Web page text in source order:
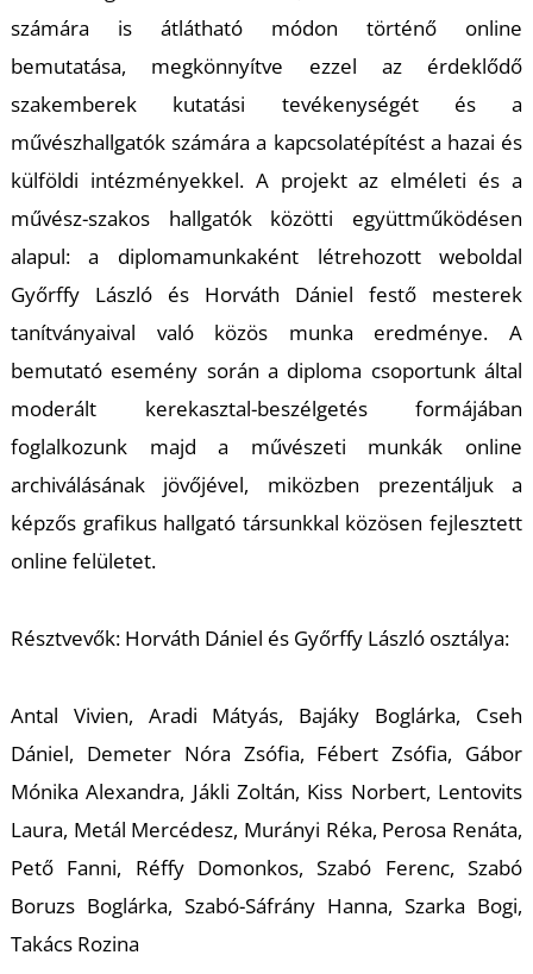
számára is átlátható módon történő online
bemutatása, megkönnyítve ezzel az érdeklődő
szakemberek kutatási tevékenységét és a
művészhallgatók számára a kapcsolatépítést a hazai és
külföldi intézményekkel. A projekt az elméleti és a
művész-szakos hallgatók közötti együttműködésen
alapul: a diplomamunkaként létrehozott weboldal
Győrffy László és Horváth Dániel festő mesterek
tanítványaival való közös munka eredménye. A
bemutató esemény során a diploma csoportunk által
moderált kerekasztal-beszélgetés formájában
foglalkozunk majd a művészeti munkák online
archiválásának jövőjével, miközben prezentáljuk a
képzős grafikus hallgató társunkkal közösen fejlesztett
online felületet.
Résztvevők: Horváth Dániel és Győrffy László osztálya:
Antal Vivien, Aradi Mátyás, Bajáky Boglárka, Cseh
Dániel, Demeter Nóra Zsófia, Fébert Zsófia, Gábor
Mónika Alexandra, Jákli Zoltán, Kiss Norbert, Lentovits
Laura, Metál Mercédesz, Murányi Réka, Perosa Renáta,
Pető Fanni, Réffy Domonkos, Szabó Ferenc, Szabó
Boruzs Boglárka, Szabó-Sáfrány Hanna, Szarka Bogi,
Takács Rozina